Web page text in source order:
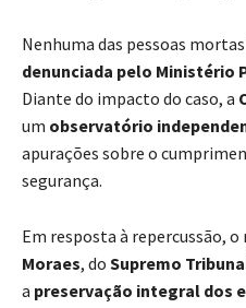
Nenhuma das pessoas
denunciada pelo Ministério
Diante do impacto do caso, a
um observatório
apurações sobre o
segurança.
Em resposta à repercussão,
Moraes, do Supremo
a preservação integral dos